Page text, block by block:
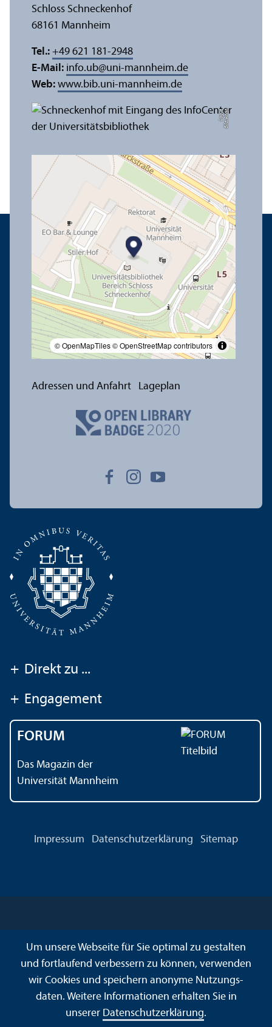
Bil
d:
A
n
n
a
L
o
g
u
e
© OpenMapTiles© OpenStreetMap contributors
Schloss Schneckenhof
68161 Mannheim
Tel.: +49 621 181-2948
E-Mail: info.ub@uni-mannheim.de
Web: www.bib.uni-mannheim.de
Adressen und Anfahrt Lageplan
+ Direkt zu ...
+ Engagement
FORUM
Das Magazin der
Universität Mannheim
Impressum Datenschutz­erklärung Sitemap
Um unsere Webseite für Sie optimal zu gestalten
und fortlaufend verbessern zu können, verwenden
wir Cookies und speichern anonyme Nutzungs­
daten. Weitere Informationen erhalten Sie in
unserer Datenschutz­erklärung.